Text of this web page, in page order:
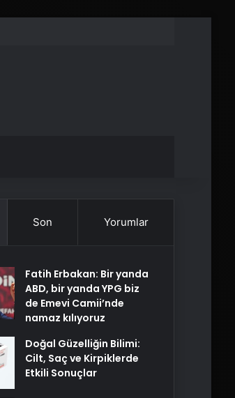
Son Yorumlar
Fatih Erbakan: Bir yanda
ABD, bir yanda YPG biz
de Emevi Camii’nde
namaz kılıyoruz
Doğal Güzelliğin Bilimi:
Cilt, Saç ve Kirpiklerde
Etkili Sonuçlar